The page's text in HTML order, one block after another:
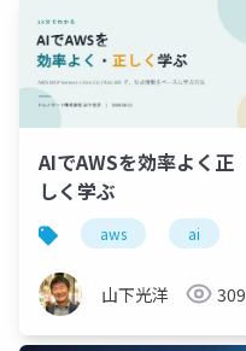
AIでAWSを効率よく正
しく学ぶ
aws ai
山下光洋 309